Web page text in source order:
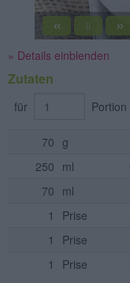
« || »
» Details einblenden
Zutaten
für Portion
70 g
250 ml
70 ml
1
Prise
1
Prise
1
Prise